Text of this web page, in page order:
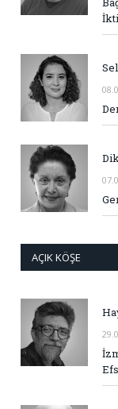
AÇIK KÖŞE